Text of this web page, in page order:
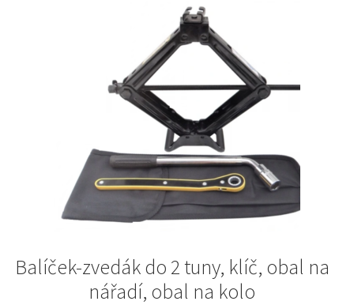
Balíček-zvedák do 2 tuny, klíč, obal na
nářadí, obal na kolo